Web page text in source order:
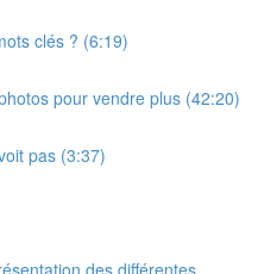
clés ? (6:19)
pour vendre plus (42:20)
pas (3:37)
des différentes